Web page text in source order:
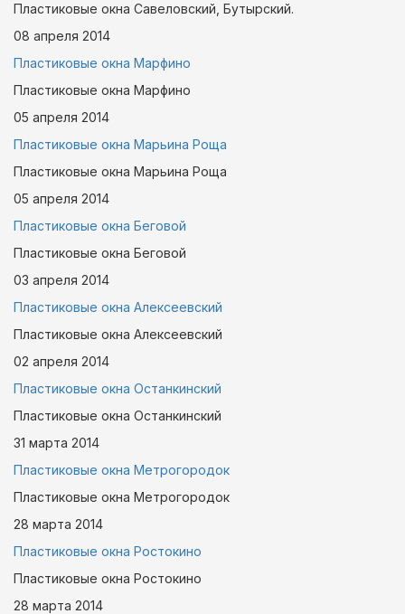
Пластиковые окна Савеловский, Бутырский.
08 апреля 2014
Пластиковые окна Марфино
Пластиковые окна Марфино
05 апреля 2014
Пластиковые окна Марьина Роща
Пластиковые окна Марьина Роща
05 апреля 2014
Пластиковые окна Беговой
Пластиковые окна Беговой
03 апреля 2014
Пластиковые окна Алексеевский
Пластиковые окна Алексеевский
02 апреля 2014
Пластиковые окна Останкинский
Пластиковые окна Останкинский
31 марта 2014
Пластиковые окна Метрогородок
Пластиковые окна Метрогородок
28 марта 2014
Пластиковые окна Ростокино
Пластиковые окна Ростокино
28 марта 2014